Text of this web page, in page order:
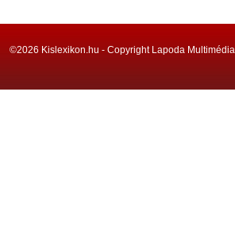
©2026 Kislexikon.hu - Copyright Lapoda